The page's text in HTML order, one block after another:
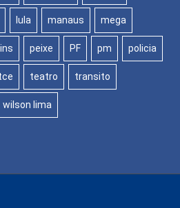
lula manaus mega
peixe PF pm policia
teatro transito
wilson lima